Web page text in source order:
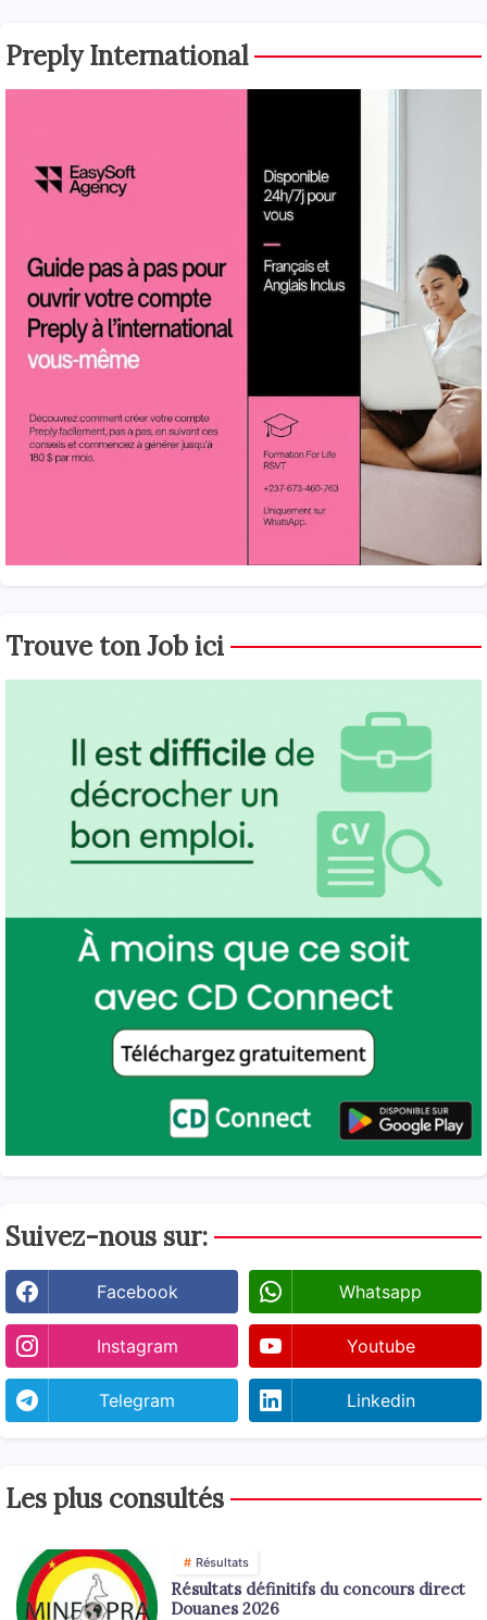
Preply International
Trouve ton Job ici
Suivez-nous sur:
Facebook Whatsapp
Instagram Youtube
Telegram Linkedin
Les plus consultés
Résultats
Résultats définitifs du concours direct
Douanes 2026